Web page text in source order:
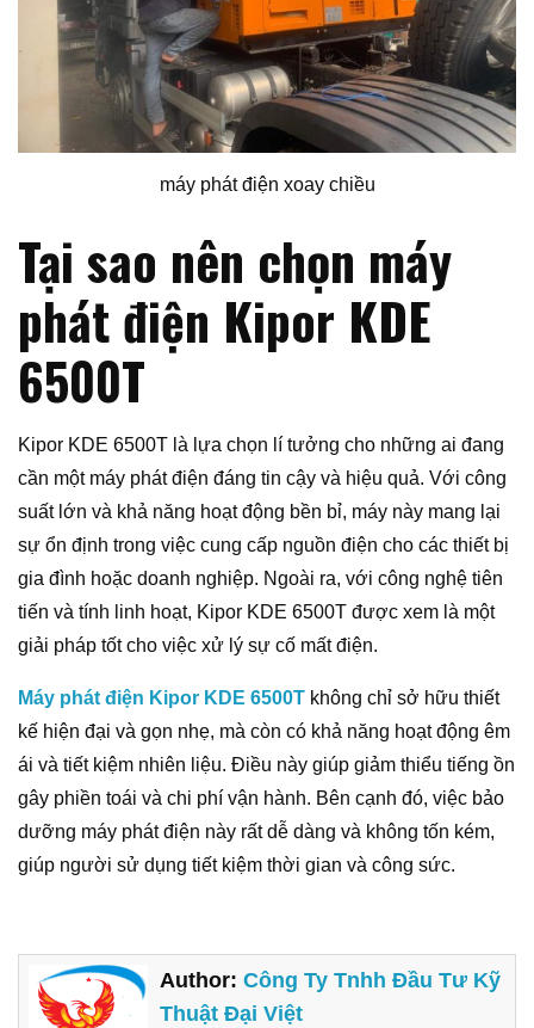
máy phát điện xoay chiều
Tại sao nên chọn máy
phát điện Kipor KDE
6500T
Kipor KDE 6500T là lựa chọn lí tưởng cho những ai đang
cần một máy phát điện đáng tin cậy và hiệu quả. Với công
suất lớn và khả năng hoạt động bền bỉ, máy này mang lại
sự ổn định trong việc cung cấp nguồn điện cho các thiết bị
gia đình hoặc doanh nghiệp. Ngoài ra, với công nghệ tiên
tiến và tính linh hoạt, Kipor KDE 6500T được xem là một
giải pháp tốt cho việc xử lý sự cố mất điện.
Máy phát điện Kipor KDE 6500T không chỉ sở hữu thiết
kế hiện đại và gọn nhẹ, mà còn có khả năng hoạt động êm
ái và tiết kiệm nhiên liệu. Điều này giúp giảm thiểu tiếng ồn
gây phiền toái và chi phí vận hành. Bên cạnh đó, việc bảo
dưỡng máy phát điện này rất dễ dàng và không tốn kém,
giúp người sử dụng tiết kiệm thời gian và công sức.
Author:Công Ty Tnhh Đầu Tư Kỹ
Thuật Đại Việt